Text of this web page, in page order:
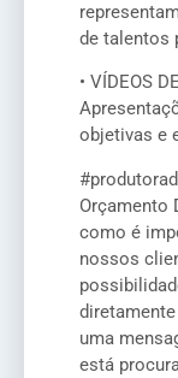
de talentos
• VÍDEOS
objetivas e
Orçamento
como é
nossos
uma
está